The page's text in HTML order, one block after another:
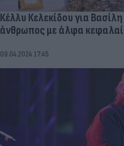
Κέλλυ Κελεκίδου για
άνθρωπος με άλφα
09.04.2024 17:45